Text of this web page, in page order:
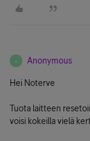
A Anonymous
Hei Noterve
Tuota laitteen
voisi kokeilla vielä